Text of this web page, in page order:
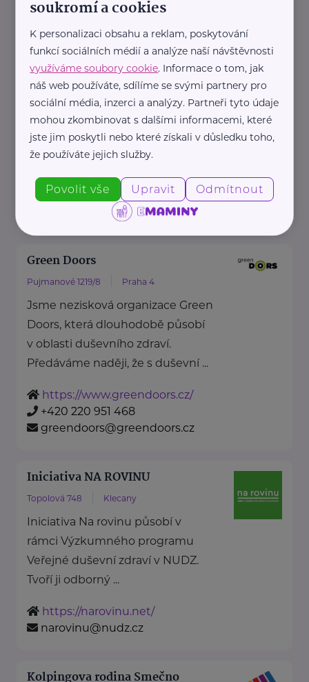
https://divnozenka.cz/
+420 604 232 197
eliska.antosova@divnozenka.cz
extrapéče s.r.o.
+420 606 063 405
veruna87@seznam.cz
Green Doors
Pujmanové 1219/8 Praha 4
Jsme nezisková organizace Green
Doors, která dlouhodobě působí
v oblasti duševního zdraví.
Předáváme naději, že s duševní ...
https://www.greendoors.cz/
+420 220 951 468
greendoors@greendoors.cz
Iniciativa NA ROVINU
Topolová 748 Klecany
Iniciativa Na rovinu působí v
rámci Výzkumného programu
Veřejné duševní zdraví v NUDZ.
Tvoří ji odborný ...
https://narovinu.net/
narovinu@nudz.cz
Kolpingova rodina Smečno
soukromí a cookies
K personalizaci obsahu a reklam, poskytování
funkcí sociálních médií a analýze naší návštěvnosti
využíváme soubory cookie. Informace o tom, jak
náš web používáte, sdílíme se svými partnery pro
sociální média, inzerci a analýzy. Partneři tyto údaje
mohou zkombinovat s dalšími informacemi, které
jste jim poskytli nebo které získali v důsledku toho,
že používáte jejich služby.
Povolit vše Upravit Odmítnout